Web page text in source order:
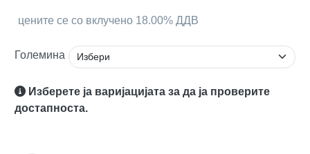
цените се со вклучено 18.00% ДДВ
Големина
Изберете ја варијацијата за да ја проверите
достапноста.